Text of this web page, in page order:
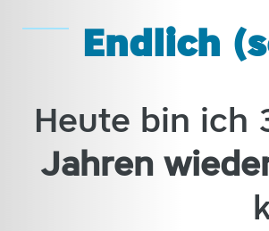
Endlich
Heute bin ich
Jahren